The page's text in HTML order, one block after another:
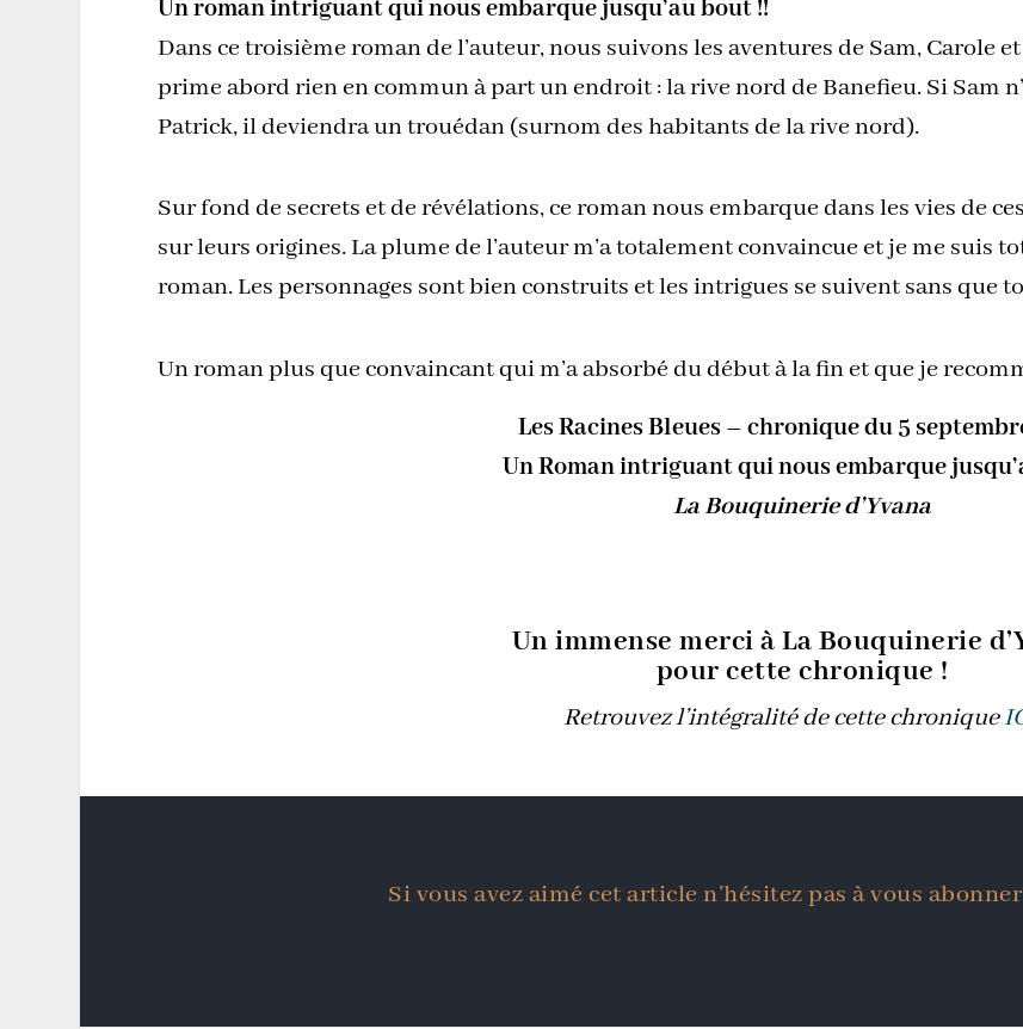
Un roman intriguant qui nous embarque jusqu’au bout !!
Dans ce troisième roman de l’auteur, nous suivons les aventures de Sam, Carole
prime abord rien en commun à part un endroit : la rive nord de Banefieu. Si Sam
Patrick, il deviendra un trouédan (surnom des habitants de la rive nord).
Sur fond de secrets et de révélations, ce roman nous embarque dans les vies de
sur leurs origines. La plume de l’auteur m’a totalement convaincue et je me suis
roman. Les personnages sont bien construits et les intrigues se suivent sans que
Un roman plus que convaincant qui m’a absorbé du début à la fin et que je
Les Racines Bleues – chronique du 5
Un Roman intriguant qui nous embarque
La Bouquinerie d’Yvana
Un immense merci à La Bouquinerie
pour cette chronique !
Retrouvez l’intégralité de cette chronique
Si vous avez aimé cet article n’hésitez pas à vous